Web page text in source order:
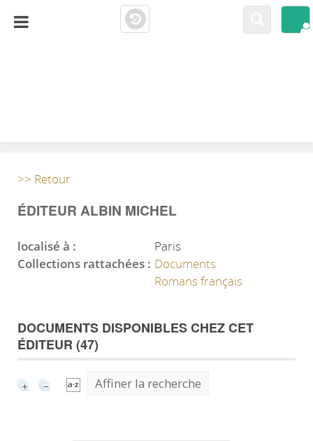
>> Retour
ÉDITEUR ALBIN MICHEL
localisé à :
Paris
Collections rattachées : Documents
Romans français
DOCUMENTS DISPONIBLES CHEZ CET
ÉDITEUR (47)
Affiner la recherche